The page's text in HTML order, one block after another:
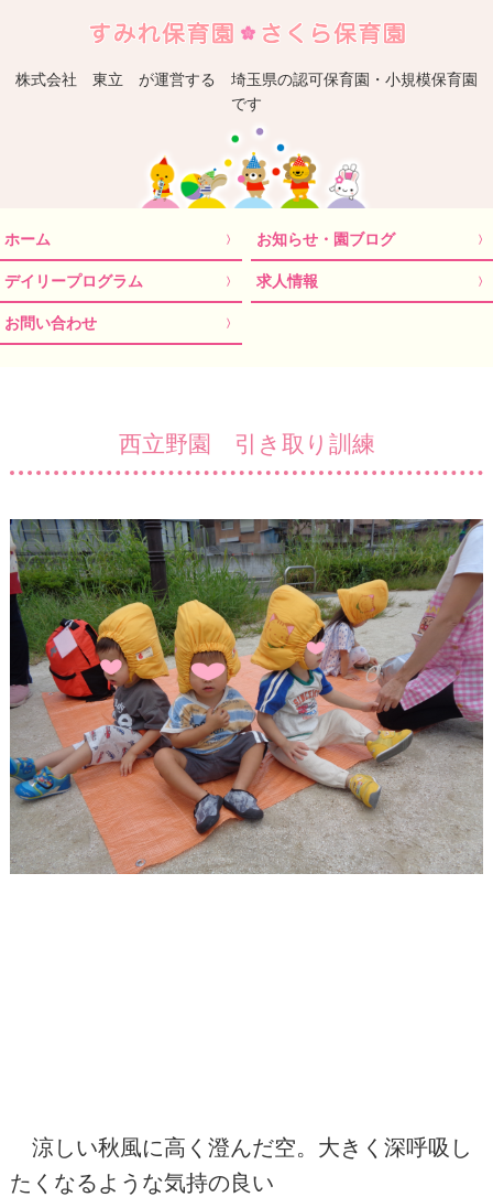
株式会社 東立 が運営する 埼玉県の認可保育園・小規模保育園
です
ホーム お知らせ・園ブログ
デイリープログラム 求人情報
お問い合わせ
西立野園 引き取り訓練
涼しい秋風に高く澄んだ空。大きく深呼吸し
たくなるような気持の良い